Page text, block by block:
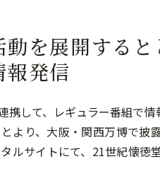
を展開すると
報発信
携して、レギュラー番組で
より、大阪・関西万博で
ルサイトにて、21世紀懐